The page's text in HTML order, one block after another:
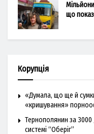
що
Корупція
«Думала, що ще й
«кришування»
Тернополянин за 3000
системі “Оберіг”